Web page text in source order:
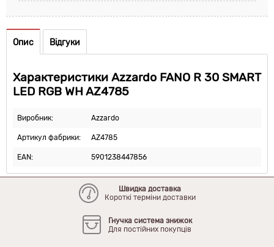
Опис Відгуки
Характеристики Azzardo FANO R 30 SMART
LED RGB WH AZ4785
Виробник: Azzardo
Артикул фабрики: AZ4785
EAN: 5901238447856
Швидка доставка
Короткі терміни доставки
Гнучка система знижок
Для постійних покупців